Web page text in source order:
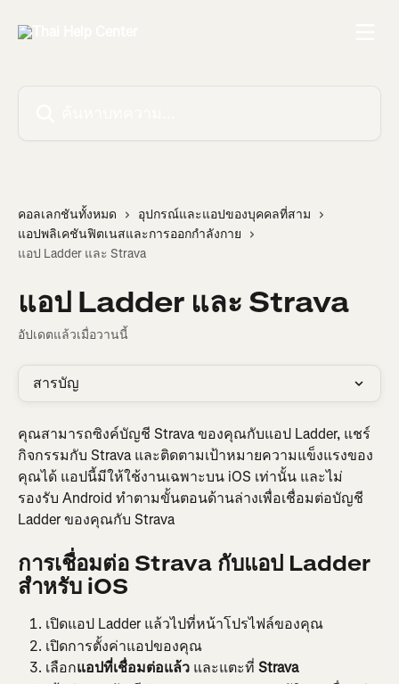
คอลเลกชันทั้งหมด
อุปกรณ์และแอปของบุคคลที่สาม
แอปพลิเคชันฟิตเนสและการออกกำลังกาย
แอป Ladder และ Strava
แอป Ladder และ Strava
อัปเดตแล้วเมื่อวานนี้
สารบัญ
คุณสามารถซิงค์บัญชี Strava ของคุณกับแอป Ladder, แชร์
กิจกรรมกับ Strava และติดตามเป้าหมายความแข็งแรงของ
คุณได้ แอปนี้มีให้ใช้งานเฉพาะบน iOS เท่านั้น และไม่
รองรับ Android ทำตามขั้นตอนด้านล่างเพื่อเชื่อมต่อบัญชี
Ladder ของคุณกับ Strava
การเชื่อมต่อ Strava กับแอป Ladder
สำหรับ iOS
เปิดแอป Ladder แล้วไปที่หน้าโปรไฟล์ของคุณ
เปิดการตั้งค่าแอปของคุณ
เลือกแอปที่เชื่อมต่อแล้ว และแตะที่ Strava